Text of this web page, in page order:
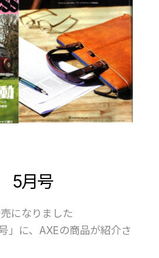
5月号
になりました
」に、AXEの商品が紹介さ